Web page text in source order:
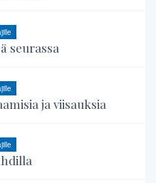
seurassa
ja viisauksia